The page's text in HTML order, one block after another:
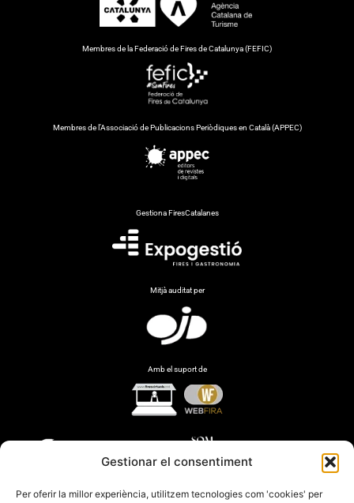
Gestionar el consentiment
Per oferir la millor experiència, utilitzem tecnologies com 'cookies' per
Membres de la Federació de Fires de Catalunya (FEFIC)
Membres de l’Associació de Publicacions Periòdiques en Català (APPEC)
Gestiona FiresCatalanes
Mitjà auditat per
Amb el suport de